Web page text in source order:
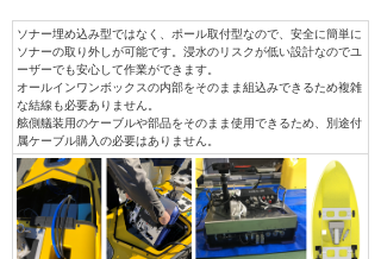
ソナー埋め込み型ではなく、ポール取付型なので、安全に簡単に
ソナーの取り外しが可能です。浸水のリスクが低い設計なのでユ
ーザーでも安心して作業ができます。
オールインワンボックスの内部をそのまま組込みできるため複雑
な結線も必要ありません。
舷側艤装用のケーブルや部品をそのまま使用できるため、別途付
属ケーブル購入の必要はありません。